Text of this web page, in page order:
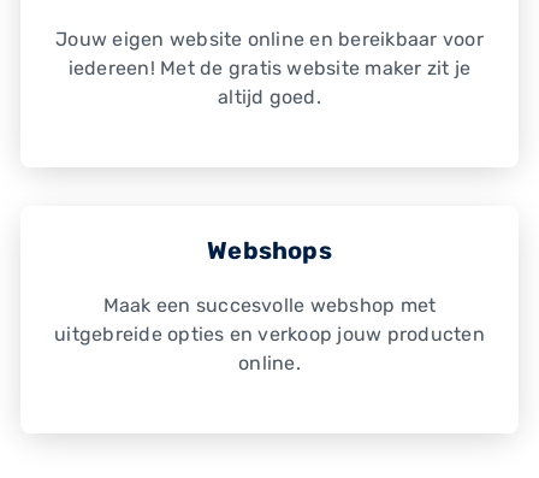
Jouw eigen website online en bereikbaar voor
iedereen! Met de gratis website maker zit je
altijd goed.
Webshops
Maak een succesvolle webshop met
uitgebreide opties en verkoop jouw producten
online.